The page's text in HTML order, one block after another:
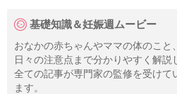
基礎知識＆妊娠週ムービー
おなかの赤ちゃんやママの体のこと
日々の注意点まで分かりやすく解説
全ての記事が専門家の監修を受けて
ます。